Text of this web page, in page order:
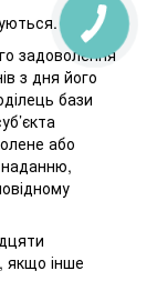
задоволення
з дня його
бази
або
наданню,
якщо інше